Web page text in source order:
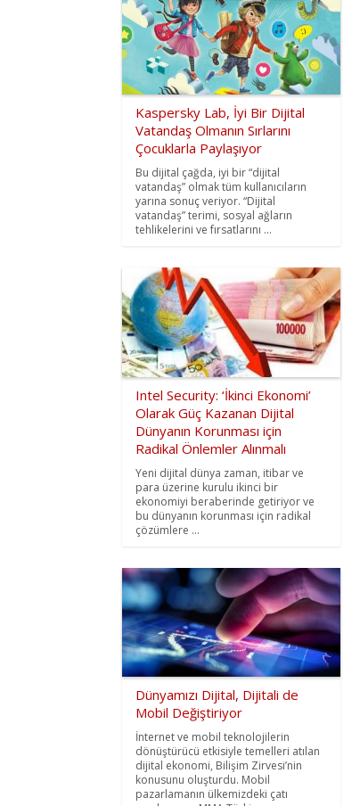
Kaspersky Lab, İyi Bir Dijital
Vatandaş Olmanın Sırlarını
Çocuklarla Paylaşıyor
Bu dijital çağda, iyi bir “dijital
vatandaş” olmak tüm kullanıcıların
yarına sonuç veriyor. “Dijital
vatandaş” terimi, sosyal ağların
tehlikelerini ve fırsatlarını ...
Intel Security: ‘İkinci Ekonomi’
Olarak Güç Kazanan Dijital
Dünyanın Korunması için
Radikal Önlemler Alınmalı
Yeni dijital dünya zaman, itibar ve
para üzerine kurulu ikinci bir
ekonomiyi beraberinde getiriyor ve
bu dünyanın korunması için radikal
çözümlere ...
Dünyamızı Dijital, Dijitali de
Mobil Değiştiriyor
İnternet ve mobil teknolojilerin
dönüştürücü etkisiyle temelleri atılan
dijital ekonomi, Bilişim Zirvesi’nin
konusunu oluşturdu. Mobil
pazarlamanın ülkemizdeki çatı